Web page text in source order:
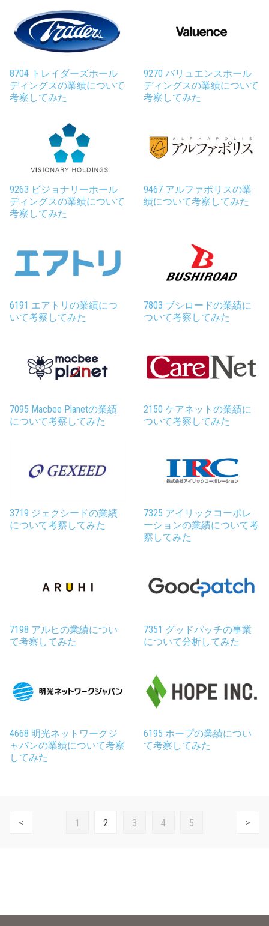
8704 トレイダーズホール
ディングスの業績について
考察してみた
9270 バリュエンスホール
ディングスの業績について
考察してみた
9263 ビジョナリーホール
ディングスの業績について
考察してみた
9467 アルファポリスの業
績について考察してみた
6191 エアトリの業績につ
いて考察してみた
7803 ブシロードの業績に
ついて考察してみた
7095 Macbee Planetの業績
について考察してみた
2150 ケアネットの業績に
ついて考察してみた
3719 ジェクシードの業績
について考察してみた
7325 アイリックコーポレ
ーションの業績について考
察してみた
7198 アルヒの業績につい
て考察してみた
7351 グッドパッチの事業
について分析してみた
4668 明光ネットワークジ
ャパンの業績について考察
してみた
6195 ホープの業績につい
て考察してみた
＜ 1 2 3 4 5 ＞